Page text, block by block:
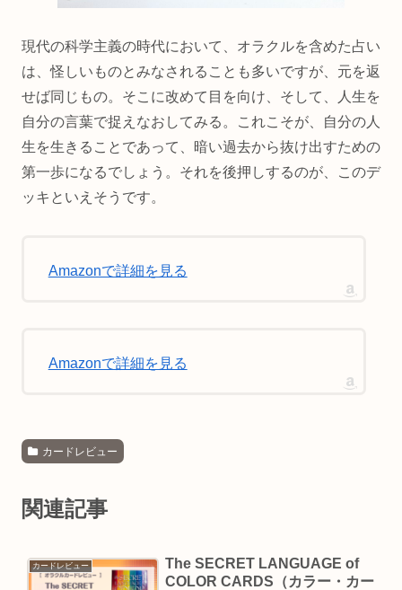
現代の科学主義の時代において、オラクルを含めた占い
は、怪しいものとみなされることも多いですが、元を返
せば同じもの。そこに改めて目を向け、そして、人生を
自分の言葉で捉えなおしてみる。これこそが、自分の人
生を生きることであって、暗い過去から抜け出すための
第一歩になるでしょう。それを後押しするのが、このデ
ッキといえそうです。
Amazonで詳細を見る
Amazonで詳細を見る
カードレビュー
関連記事
カードレビュー
The SECRET LANGUAGE of
COLOR CARDS（カラー・カー